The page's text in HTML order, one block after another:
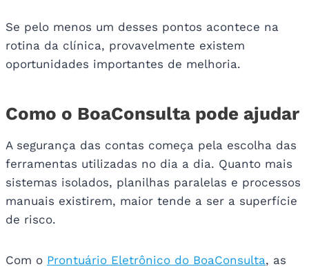
Se pelo menos um desses pontos acontece na
rotina da clínica, provavelmente existem
oportunidades importantes de melhoria.
Como o BoaConsulta pode ajudar
A segurança das contas começa pela escolha das
ferramentas utilizadas no dia a dia. Quanto mais
sistemas isolados, planilhas paralelas e processos
manuais existirem, maior tende a ser a superfície
de risco.
Com o Prontuário Eletrônico do BoaConsulta, as